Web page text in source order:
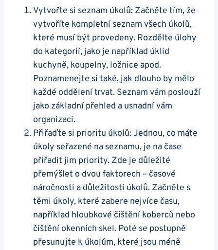
Vytvořte si seznam úkolů: Začněte tím, že
vytvoříte kompletní seznam všech úkolů,
které musí být provedeny. Rozdělte úlohy
do kategorií, jako je například úklid
kuchyně, koupelny, ložnice apod.
Poznamenejte si také, jak dlouho by mělo
každé oddělení trvat. Seznam vám poslouží
jako základní přehled a usnadní vám
organizaci.
Přiřaďte si prioritu úkolů: Jednou, co máte
úkoly seřazené na seznamu, je na čase
přiřadit jim priority. Zde je důležité
přemýšlet o dvou faktorech – časové
náročnosti a důležitosti úkolů. Začněte s
těmi úkoly, které zabere nejvíce času,
například hloubkové čištění koberců nebo
čištění okenních skel. Poté se postupně
přesunujte k úkolům, které jsou méně